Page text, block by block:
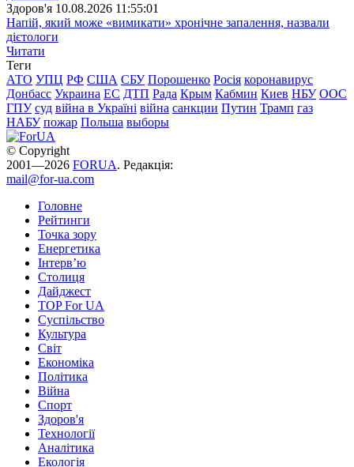
Здоров'я 10.08.2026 11:55:01
Напій, який може «вимикати» хронічне запалення, назвали
дієтологи
Читати
Теги
АТО УПЦ РФ США СБУ Порошенко Росія коронавирус
Донбасс Украина ЕС ДТП Рада Крым Кабмин Киев НБУ ООС
ГПУ суд війна в Україні війна санкции Путин Трамп газ
НАБУ пожар Польша выборы
© Copyright
2001—2026 FORUA. Редакція:
mail@for-ua.com
Головне
Рейтинги
Точка зору
Енергетика
Інтерв’ю
Столиця
Дайджест
TOP For UA
Суспiльство
Культура
Світ
Економіка
Політика
Війна
Спорт
Здоров'я
Технології
Аналітика
Екологія